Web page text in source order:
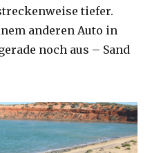
tiefer.
anderen Auto in
noch aus – Sand